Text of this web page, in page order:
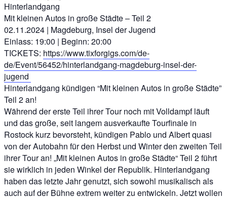
Hinterlandgang
Mit kleinen Autos in große Städte – Teil 2
02.11.2024 | Magdeburg, Insel der Jugend
Einlass: 19:00 | Beginn: 20:00
TICKETS: https://www.tixforgigs.com/de-
de/Event/56452/hinterlandgang-magdeburg-insel-der-
jugend
Hinterlandgang kündigen “Mit kleinen Autos in große Städte”
Teil 2 an!
Während der erste Teil ihrer Tour noch mit Volldampf läuft
und das große, seit langem ausverkaufte Tourfinale in
Rostock kurz bevorsteht, kündigen Pablo und Albert quasi
von der Autobahn für den Herbst und Winter den zweiten Teil
ihrer Tour an! „Mit kleinen Autos in große Städte“ Teil 2 führt
sie wirklich in jeden Winkel der Republik. Hinterlandgang
haben das letzte Jahr genutzt, sich sowohl musikalisch als
auch auf der Bühne extrem weiter zu entwickeln. Jetzt wollen